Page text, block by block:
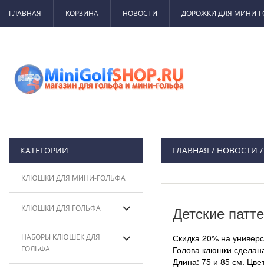
ГЛАВНАЯ КОРЗИНА НОВОСТИ ДОРОЖКИ ДЛЯ МИНИ-
КАТЕГОРИИ
КЛЮШКИ ДЛЯ МИНИ-ГОЛЬФА
КЛЮШКИ ДЛЯ ГОЛЬФА
НАБОРЫ КЛЮШЕК ДЛЯ
ГОЛЬФА
ГЛАВНАЯ / НОВОСТИ
Детские
Скидка 20% на
Голова клюшки
Длина: 75 и 85 см.